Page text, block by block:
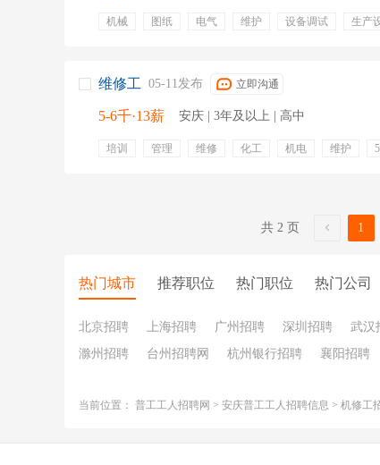
机械 图纸 电气 维护 设备调试 生产
维修工 05-11发布 立即沟通
5-6千·13薪 安庆 | 3年及以上 | 高中
培训 管理 维修 化工 机电 维护
共 2 页 1
热门城市 推荐职位 热门职位 热门公司
北京招聘 上海招聘 广州招聘 深圳招聘 武汉
滁州招聘
台州招聘网 杭州银行招聘 襄阳招聘
当前位置： 普工工人招聘网 > 安庆普工工人招聘信息 > 机修工